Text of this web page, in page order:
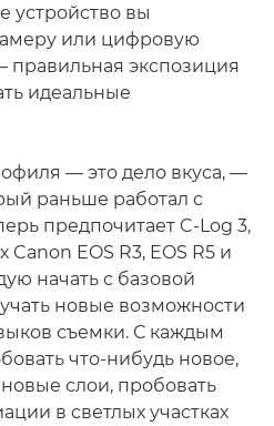
устройство вы
или цифровую
правильная экспозиция
идеальные
— это дело вкуса, —
раньше работал с
предпочитает C-Log 3,
EOS R3, EOS R5 и
начать с базовой
новые возможности
съемки. С каждым
что-нибудь новое,
слои, пробовать
в светлых участках